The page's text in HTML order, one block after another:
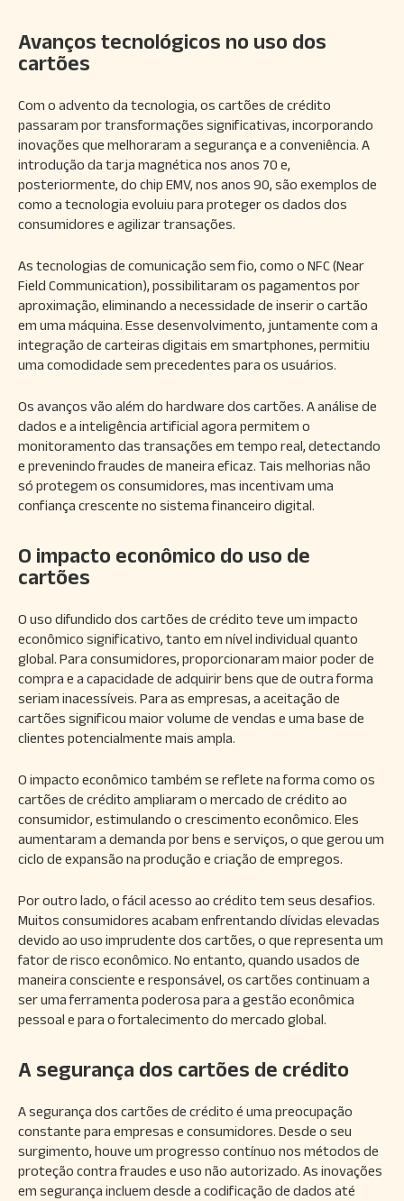
Avanços tecnológicos no uso dos
cartões
Com o advento da tecnologia, os cartões de crédito
passaram por transformações significativas, incorporando
inovações que melhoraram a segurança e a conveniência. A
introdução da tarja magnética nos anos 70 e,
posteriormente, do chip EMV, nos anos 90, são exemplos de
como a tecnologia evoluiu para proteger os dados dos
consumidores e agilizar transações.
As tecnologias de comunicação sem fio, como o NFC (Near
Field Communication), possibilitaram os pagamentos por
aproximação, eliminando a necessidade de inserir o cartão
em uma máquina. Esse desenvolvimento, juntamente com a
integração de carteiras digitais em smartphones, permitiu
uma comodidade sem precedentes para os usuários.
Os avanços vão além do hardware dos cartões. A análise de
dados e a inteligência artificial agora permitem o
monitoramento das transações em tempo real, detectando
e prevenindo fraudes de maneira eficaz. Tais melhorias não
só protegem os consumidores, mas incentivam uma
confiança crescente no sistema financeiro digital.
O impacto econômico do uso de
cartões
O uso difundido dos cartões de crédito teve um impacto
econômico significativo, tanto em nível individual quanto
global. Para consumidores, proporcionaram maior poder de
compra e a capacidade de adquirir bens que de outra forma
seriam inacessíveis. Para as empresas, a aceitação de
cartões significou maior volume de vendas e uma base de
clientes potencialmente mais ampla.
O impacto econômico também se reflete na forma como os
cartões de crédito ampliaram o mercado de crédito ao
consumidor, estimulando o crescimento econômico. Eles
aumentaram a demanda por bens e serviços, o que gerou um
ciclo de expansão na produção e criação de empregos.
Por outro lado, o fácil acesso ao crédito tem seus desafios.
Muitos consumidores acabam enfrentando dívidas elevadas
devido ao uso imprudente dos cartões, o que representa um
fator de risco econômico. No entanto, quando usados de
maneira consciente e responsável, os cartões continuam a
ser uma ferramenta poderosa para a gestão econômica
pessoal e para o fortalecimento do mercado global.
A segurança dos cartões de crédito
A segurança dos cartões de crédito é uma preocupação
constante para empresas e consumidores. Desde o seu
surgimento, houve um progresso contínuo nos métodos de
proteção contra fraudes e uso não autorizado. As inovações
em segurança incluem desde a codificação de dados até